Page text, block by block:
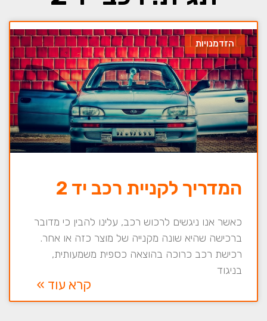
הזדמנויות
המדריך לקניית רכב יד 2
כאשר אנו ניגשים לרכוש רכב, עלינו להבין כי מדובר
ברכישה שהיא שונה מקנייה של מוצר כזה או אחר.
רכישת רכב כרוכה בהוצאה כספית משמעותית,
בניגוד
קרא עוד »